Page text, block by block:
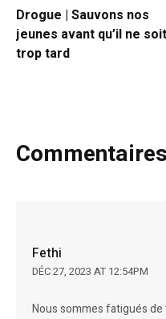
Drogue | Sauvons nos
jeunes avant qu’il ne soit
trop tard
Fethi
DÉC 27, 2023 AT 12:54PM
Nous sommes fatigués